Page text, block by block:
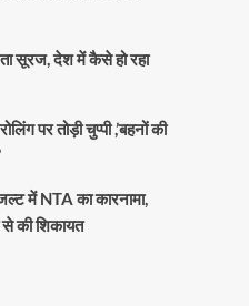
सूरज, देश में कैसे हो रहा
पर तोड़ी चुप्पी ,’बहनों की
में NTA का कारनामा,
से की शिकायत